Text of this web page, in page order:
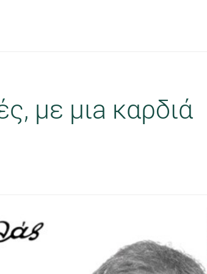
με μιa καρδιά